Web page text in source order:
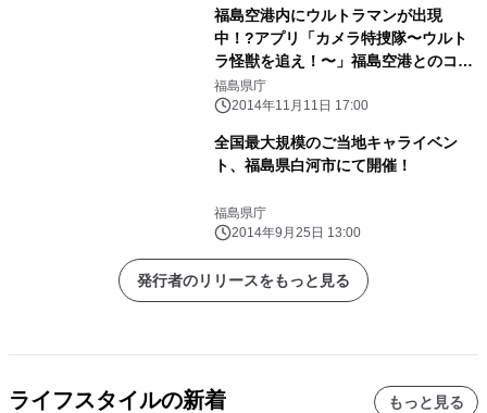
福島空港内にウルトラマンが出現
中！?アプリ「カメラ特捜隊〜ウルト
ラ怪獣を追え！〜」福島空港とのコラ
ボレーション企画のご案内
福島県庁
2014年11月11日 17:00
全国最大規模のご当地キャライベン
ト、福島県白河市にて開催！
福島県庁
2014年9月25日 13:00
発行者のリリースをもっと見る
ライフスタイルの新着 もっと見る